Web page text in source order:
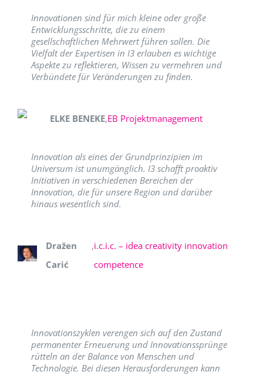
Innovationen sind für mich kleine oder große
Entwicklungsschritte, die zu einem
gesellschaftlichen Mehrwert führen sollen. Die
Vielfalt der Expertisen in I3 erlauben es wichtige
Aspekte zu reflektieren, Wissen zu vermehren und
Verbündete für Veränderungen zu finden.
ELKE BENEKE,EB Projektmanagement
Innovation als eines der Grundprinzipien im
Universum ist unumgänglich. I3 schafft proaktiv
Initiativen in verschiedenen Bereichen der
Innovation, die für unsere Region und darüber
hinaus wesentlich sind.
Dražen
Carić
,i.c.i.c. – idea creativity innovation
competence
Innovationszyklen verengen sich auf den Zustand
permanenter Erneuerung und Innovationssprünge
rütteln an der Balance von Menschen und
Technologie. Bei diesen Herausforderungen kann